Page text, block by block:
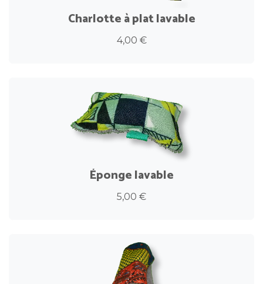
Charlotte à plat lavable
4,00 €
Éponge lavable
5,00 €